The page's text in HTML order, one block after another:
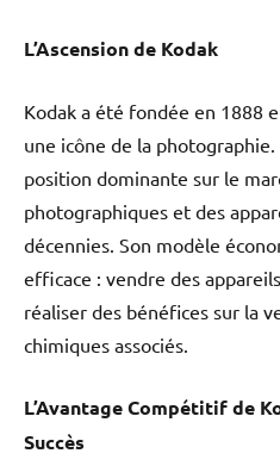
L’Ascension de Kodak
Kodak a été fondée en 1888
une icône de la
position dominante sur le
photographiques et des
décennies. Son modèle
efficace : vendre des
réaliser des bénéfices sur la
chimiques associés.
L’Avantage Compétitif de
Succès